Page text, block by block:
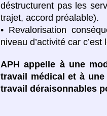
déstructurent pas les
trajet, accord préalable).
• Revalorisation
niveau d’activité car
APH appelle à une
travail médical et à
travail déraisonnables